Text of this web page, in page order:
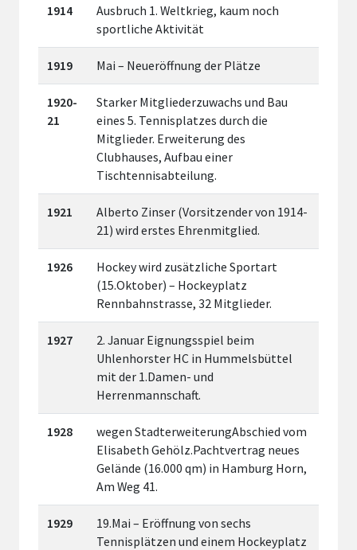
1914
Ausbruch 1. Weltkrieg, kaum noch
sportliche Aktivität
1919 Mai – Neueröffnung der Plätze
1920-
21
Starker Mitgliederzuwachs und Bau
eines 5. Tennisplatzes durch die
Mitglieder. Erweiterung des
Clubhauses, Aufbau einer
Tischtennisabteilung.
1921
Alberto Zinser (Vorsitzender von 1914-
21) wird erstes Ehrenmitglied.
1926
Hockey wird zusätzliche Sportart
(15.Oktober) – Hockeyplatz
Rennbahnstrasse, 32 Mitglieder.
1927
2. Januar Eignungsspiel beim
Uhlenhorster HC in Hummelsbüttel
mit der 1.Damen- und
Herrenmannschaft.
1928
wegen StadterweiterungAbschied vom
Elisabeth Gehölz.Pachtvertrag neues
Gelände (16.000 qm) in Hamburg Horn,
Am Weg 41.
1929
19.Mai – Eröffnung von sechs
Tennisplätzen und einem Hockeyplatz